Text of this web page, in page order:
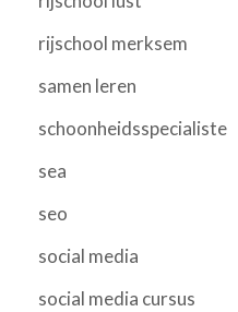
rijschool merksem
samen leren
schoonheidsspecialiste
sea
seo
social media
social media cursus